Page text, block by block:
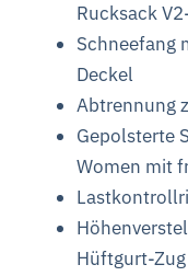
Rucksack
Schneefang
Deckel
Abtrennung
Gepolsterte
Women mit
Hüftgurt-Zug